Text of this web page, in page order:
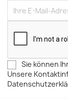
Sie können
Unsere